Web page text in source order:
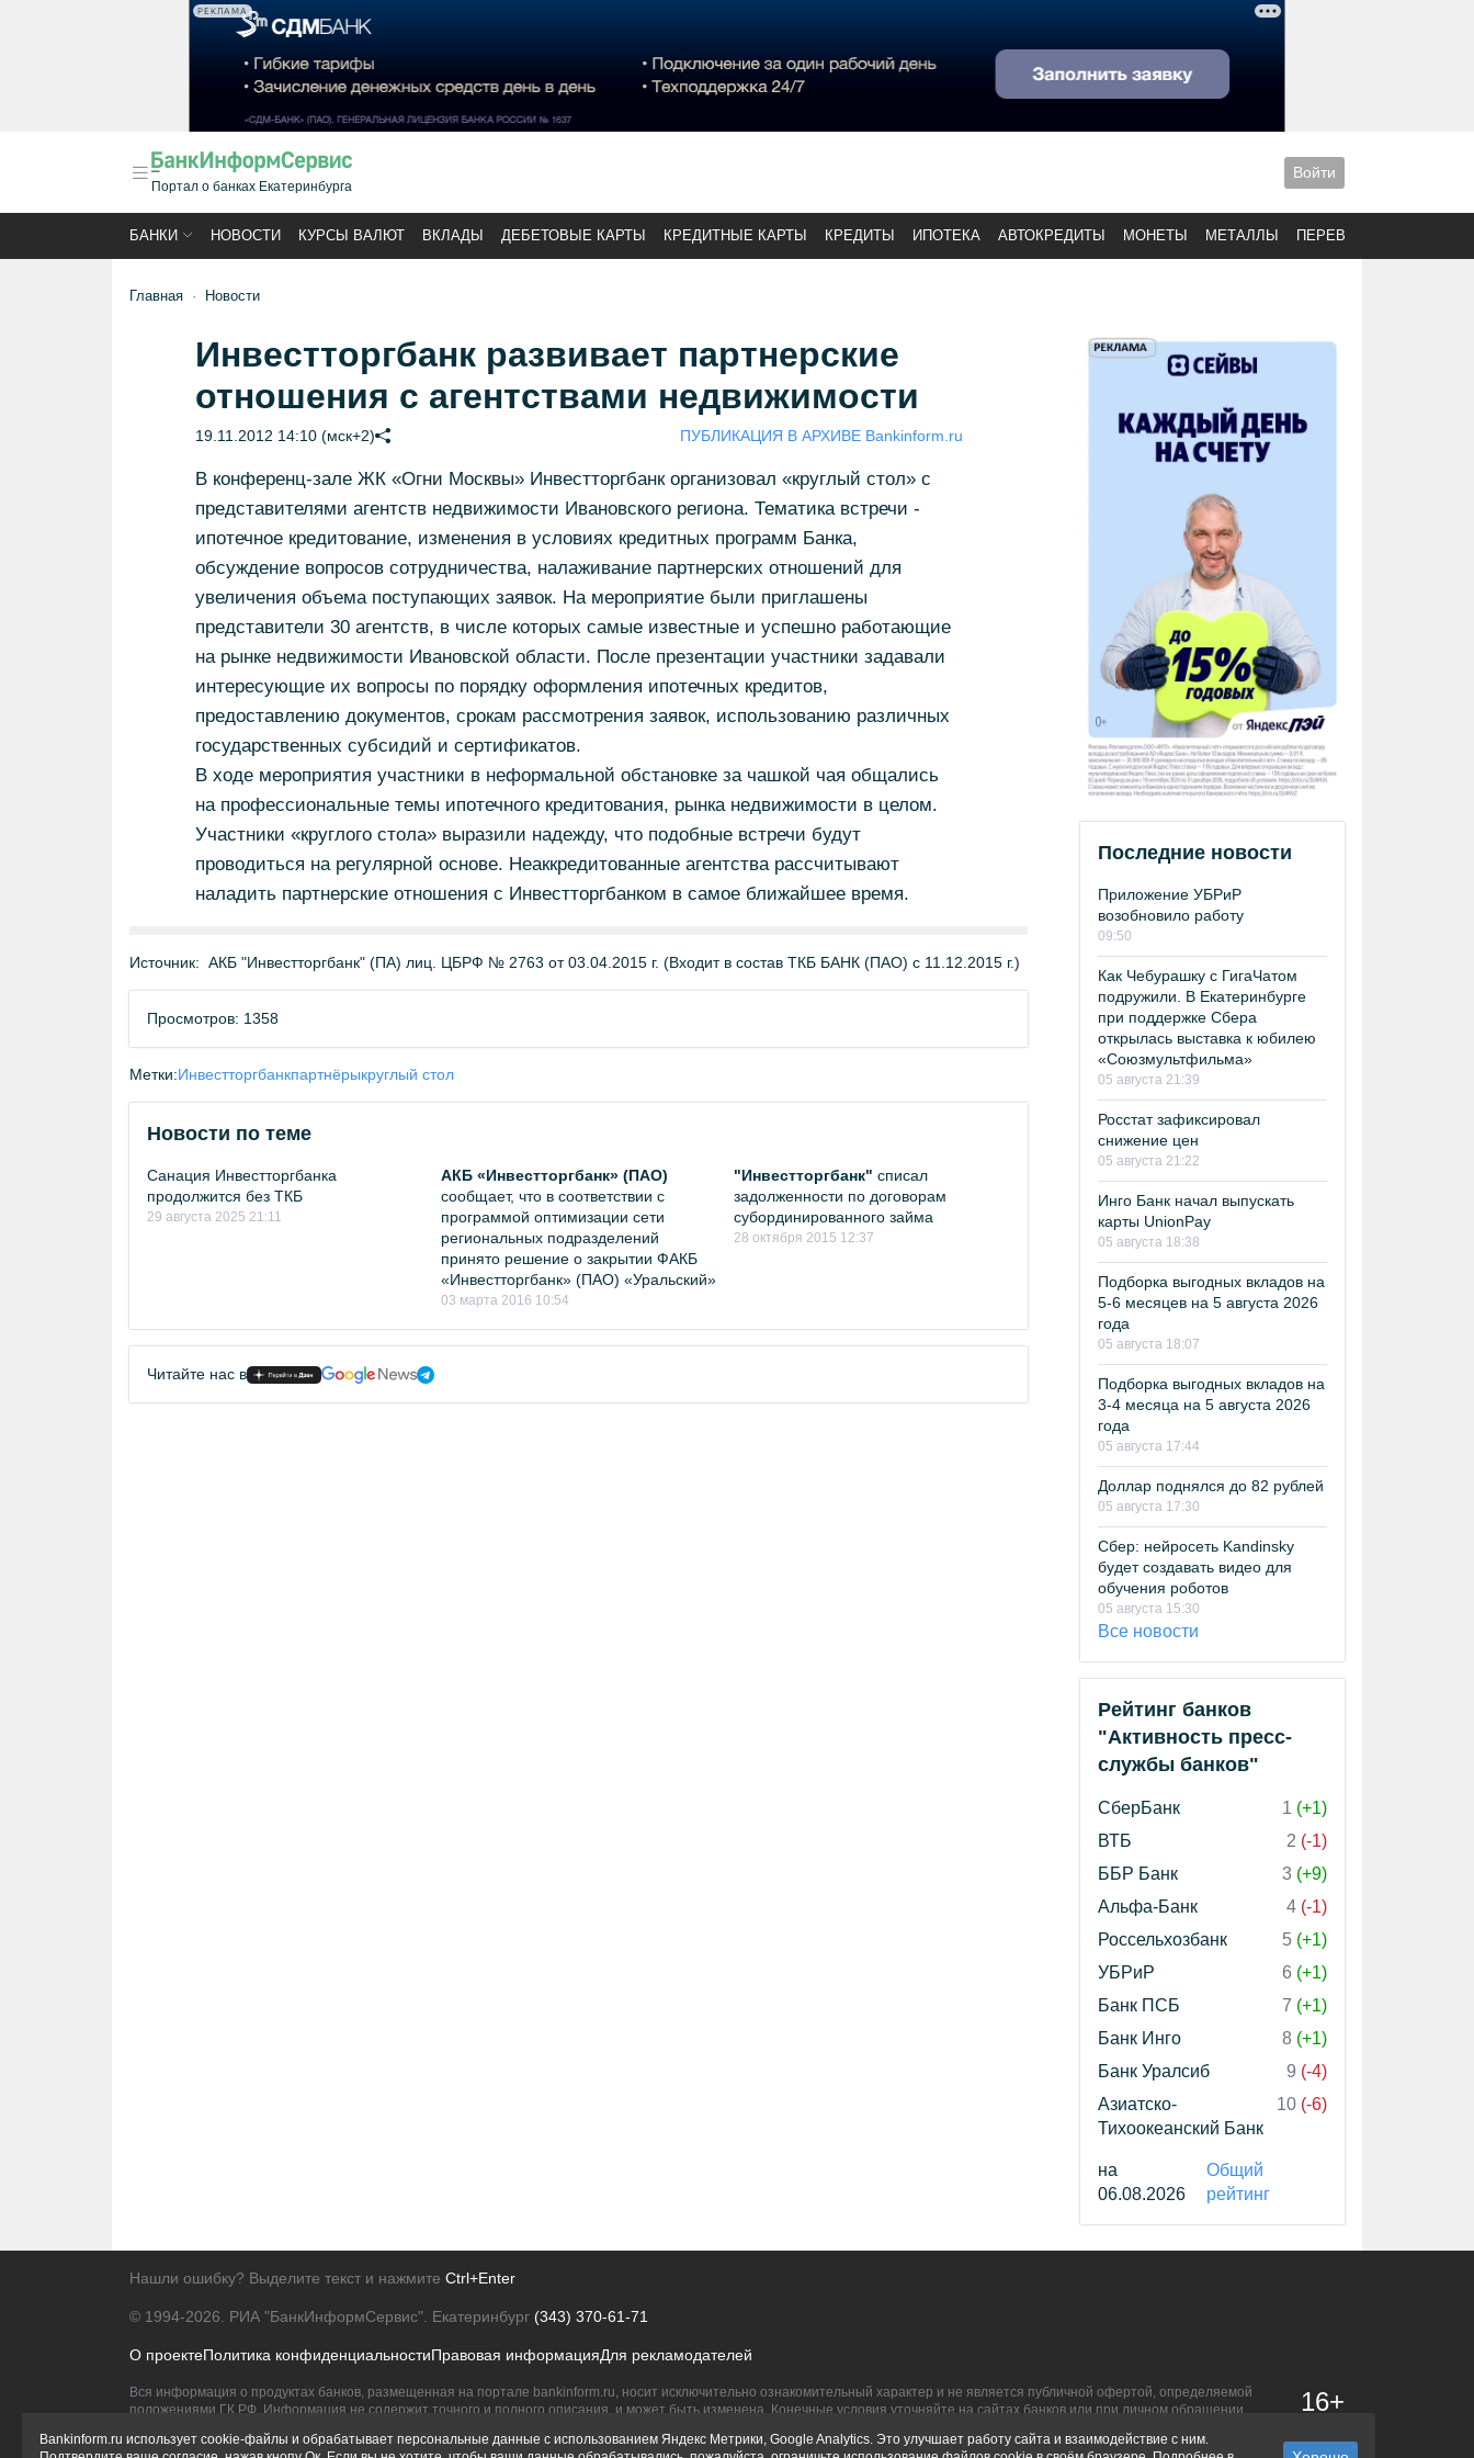
РЕКЛАМА
Портал о банках Екатеринбурга
Войти
БАНКИ НОВОСТИ КУРСЫ ВАЛЮТ ВКЛАДЫ ДЕБЕТОВЫЕ КАРТЫ КРЕДИТНЫЕ КАРТЫ КРЕДИТЫ ИПОТЕКА АВТОКРЕДИТЫ МОНЕТЫ МЕТАЛЛЫ ПЕРЕВОДЫ
Главная Новости
Инвестторгбанк развивает партнерские
отношения с агентствами недвижимости
19.11.2012 14:10 (мск+2) ПУБЛИКАЦИЯ В АРХИВЕ Bankinform.ru
В конференц-зале ЖК «Огни Москвы» Инвестторгбанк организовал «круглый стол» с
представителями агентств недвижимости Ивановского региона. Тематика встречи -
ипотечное кредитование, изменения в условиях кредитных программ Банка,
обсуждение вопросов сотрудничества, налаживание партнерских отношений для
увеличения объема поступающих заявок. На мероприятие были приглашены
представители 30 агентств, в числе которых самые известные и успешно работающие
на рынке недвижимости Ивановской области. После презентации участники задавали
интересующие их вопросы по порядку оформления ипотечных кредитов,
предоставлению документов, срокам рассмотрения заявок, использованию различных
государственных субсидий и сертификатов.
В ходе мероприятия участники в неформальной обстановке за чашкой чая общались
на профессиональные темы ипотечного кредитования, рынка недвижимости в целом.
Участники «круглого стола» выразили надежду, что подобные встречи будут
проводиться на регулярной основе. Неаккредитованные агентства рассчитывают
наладить партнерские отношения с Инвестторгбанком в самое ближайшее время.
Источник: АКБ "Инвестторгбанк" (ПА) лиц. ЦБРФ № 2763 от 03.04.2015 г. (Входит в состав ТКБ БАНК (ПАО) с 11.12.2015 г.)
Просмотров: 1358
Метки:Инвестторгбанкпартнёрыкруглый стол
Новости по теме
Санация Инвестторгбанка
продолжится без ТКБ
29 августа 2025 21:11
АКБ «Инвестторгбанк» (ПАО)
сообщает, что в соответствии с
программой оптимизации сети
региональных подразделений
принято решение о закрытии ФАКБ
«Инвестторгбанк» (ПАО) «Уральский»
03 марта 2016 10:54
"Инвестторгбанк" списал
задолженности по договорам
субординированного займа
28 октября 2015 12:37
Читайте нас в
Последние новости
Приложение УБРиР
возобновило работу
09:50
Как Чебурашку с ГигаЧатом
подружили. В Екатеринбурге
при поддержке Сбера
открылась выставка к юбилею
«Союзмультфильма»
05 августа 21:39
Росстат зафиксировал
снижение цен
05 августа 21:22
Инго Банк начал выпускать
карты UnionPay
05 августа 18:38
Подборка выгодных вкладов на
5-6 месяцев на 5 августа 2026
года
05 августа 18:07
Подборка выгодных вкладов на
3-4 месяца на 5 августа 2026
года
05 августа 17:44
Доллар поднялся до 82 рублей
05 августа 17:30
Сбер: нейросеть Kandinsky
будет создавать видео для
обучения роботов
05 августа 15:30
Все новости
Рейтинг банков
"Активность пресс-
службы банков"
СберБанк 1 (+1)
ВТБ
2 (-1)
ББР Банк
3 (+9)
Альфа-Банк
4 (-1)
Россельхозбанк
5 (+1)
УБРиР
6 (+1)
Банк ПСБ
7 (+1)
Банк Инго
8 (+1)
Банк Уралсиб
9 (-4)
Азиатско-
Тихоокеанский Банк
10 (-6)
на
06.08.2026
Общий
рейтинг
Нашли ошибку? Выделите текст и нажмите Ctrl+Enter
© 1994-2026. РИА "БанкИнформСервис". Екатеринбург (343) 370-61-71
О проектеПолитика конфиденциальностиПравовая информацияДля рекламодателей
Вся информация о продуктах банков, размещенная на портале bankinform.ru, носит исключительно ознакомительный характер и не является публичной офертой, определяемой
положениями ГК РФ. Информация не содержит точного и полного описания, и может быть изменена. Конечные условия уточняйте на сайтах банков или при личном обращении.
16+
Bankinform.ru использует cookie-файлы и обрабатывает персональные данные с использованием Яндекс Метрики, Google Analytics. Это улучшает работу сайта и взаимодействие с ним.